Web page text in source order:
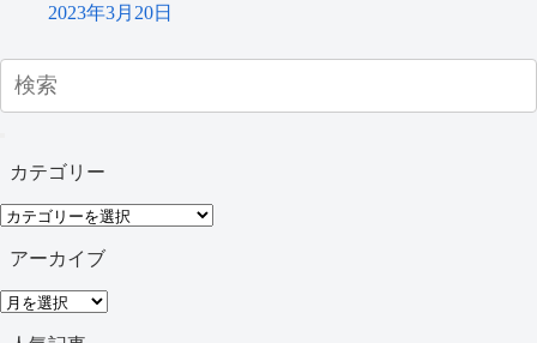
2023年3月20日
カテゴリー
カ
テ
リ
アーカイブ
ア